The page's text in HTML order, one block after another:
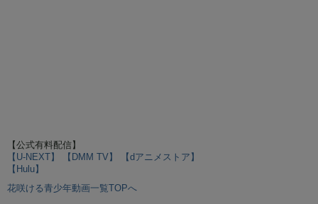
【公式有料配信】
【U-NEXT】
【DMM TV】
【dアニメストア】
【Hulu】
花咲ける青少年動画一覧TOPへ